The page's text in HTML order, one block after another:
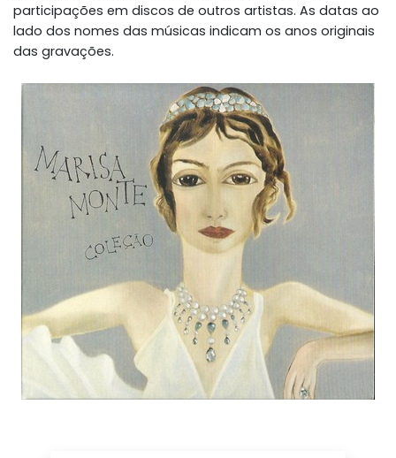
participações em discos de outros artistas. As datas ao
lado dos nomes das músicas indicam os anos originais
das gravações.